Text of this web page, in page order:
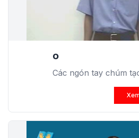
o
Các ngón tay chúm